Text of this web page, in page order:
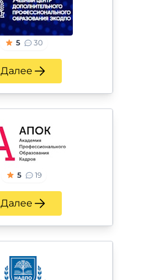
5 30
Далее
5 19
Далее